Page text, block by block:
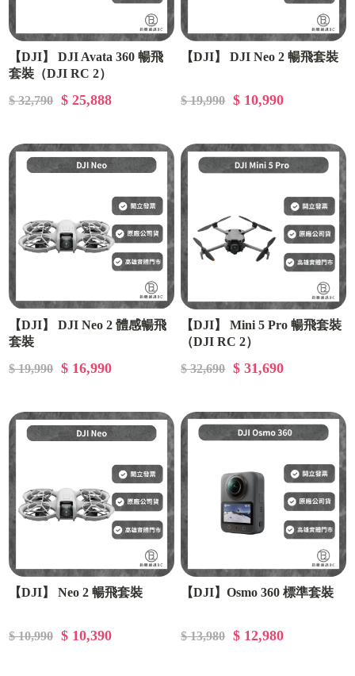
【DJI】 DJI Avata 360 暢飛
套裝（DJI RC 2）
$ 32,790
$ 25,888
【DJI】 DJI Neo 2 暢飛套裝
$ 19,990 $ 10,990
【DJI】 DJI Neo 2 體感暢飛
套裝
$ 19,990
$ 16,990
【DJI】 Mini 5 Pro 暢飛套裝
（DJI RC 2）
$ 32,690
$ 31,690
【DJI】 Neo 2 暢飛套裝
$ 10,990 $ 10,390
【DJI】Osmo 360 標準套裝
$ 13,980 $ 12,980